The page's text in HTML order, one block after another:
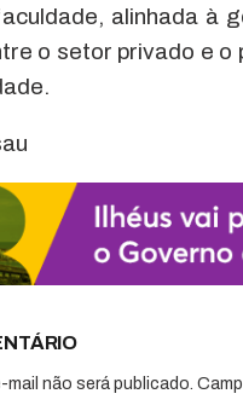
alinhada à
o setor privado e
mail não será publicado.